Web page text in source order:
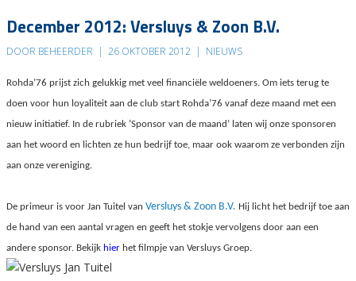
December 2012: Versluys & Zoon B.V.
DOOR BEHEERDER | 26 OKTOBER 2012 | NIEUWS
Rohda’76 prijst zich gelukkig met veel financiële weldoeners. Om iets terug te
doen voor hun loyaliteit aan de club start Rohda’76 vanaf deze maand met een
nieuw initiatief. In de rubriek ‘Sponsor van de maand’ laten wij onze sponsoren
aan het woord en lichten ze hun bedrijf toe, maar ook waarom ze verbonden zijn
aan onze vereniging.
De primeur is voor Jan Tuitel van Versluys & Zoon B.V. Hij licht het bedrijf toe aan
de hand van een aantal vragen en geeft het stokje vervolgens door aan een
andere sponsor. Bekijk hier het filmpje van Versluys Groep.